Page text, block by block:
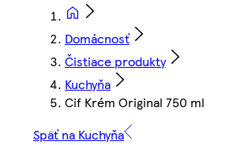
Domácnosť
Čistiace produkty
Kuchyňa
Cif Krém Original 750 ml
Späť na Kuchyňa